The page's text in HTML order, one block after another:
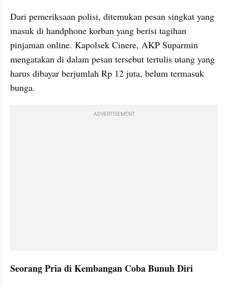
Dari pemeriksaan polisi, ditemukan pesan singkat yang
masuk di handphone korban yang berisi tagihan
pinjaman online. Kapolsek Cinere, AKP Suparmin
mengatakan di dalam pesan tersebut tertulis utang yang
harus dibayar berjumlah Rp 12 juta, belum termasuk
bunga.
ADVERTISEMENT
Seorang Pria di Kembangan Coba Bunuh Diri